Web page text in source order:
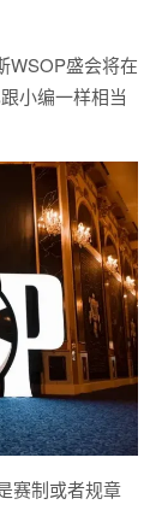
WSOP盛会将在
小编一样相当
赛制或者规章